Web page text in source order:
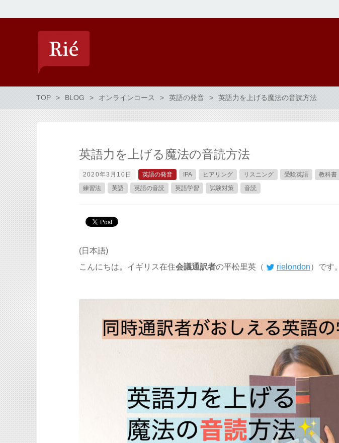
TOP BLOG オンラインコース 英語の発音 英語力を上げる魔法の音読方法
英語力を上げる魔法の音読方法
2020年3月10日 英語の発音 IPA ヒアリング リスニング 受験英語 教科書
練習法
英語 英語の音読 英語学習 試験対策 音読
(日本語)
こんにちは。イギリス在住会議通訳者の平松里英（ rielondon）です。